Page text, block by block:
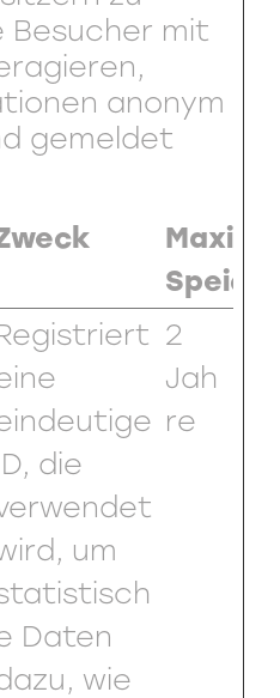
Besucher mit
anonym
gemeldet
die
um
Daten
wie
2
Jah
re